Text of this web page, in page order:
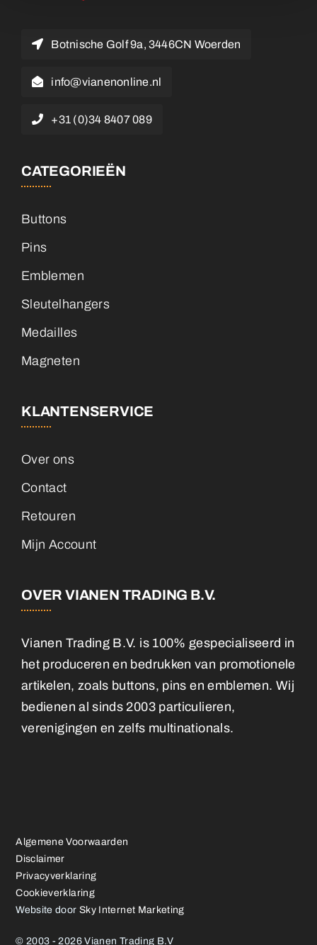
Botnische Golf 9a, 3446CN Woerden
info@vianenonline.nl
+31 (0)34 8407 089
CATEGORIEËN
Buttons
Pins
Emblemen
Sleutelhangers
Medailles
Magneten
KLANTENSERVICE
Over ons
Contact
Retouren
Mijn Account
OVER VIANEN TRADING B.V.
Vianen Trading B.V. is 100% gespecialiseerd in
het produceren en bedrukken van promotionele
artikelen, zoals buttons, pins en emblemen. Wij
bedienen al sinds 2003 particulieren,
verenigingen en zelfs multinationals.
Algemene Voorwaarden
Disclaimer
Privacyverklaring
Cookieverklaring
Website door Sky Internet Marketing
© 2003 - 2026 Vianen Trading B.V